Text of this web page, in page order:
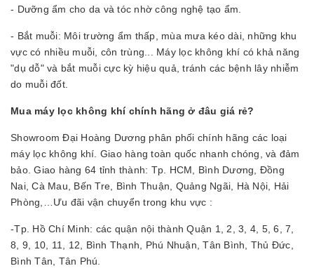
- Dưỡng ẩm cho da và tóc nhờ công nghệ tạo ẩm.
- Bắt muỗi: Môi trường ẩm thấp, mùa mưa kéo dài, những khu
vực có nhiều muỗi, côn trùng... Máy lọc không khí có khả năng
"dụ dỗ" và bắt muỗi cực kỳ hiệu quả, tránh các bệnh lây nhiễm
do muỗi đốt.
Mua máy lọc không khí chính hãng ở đâu giá rẻ?
Showroom Đại Hoàng Dương phân phối chính hãng các loại
máy lọc không khí. Giao hàng toàn quốc nhanh chóng, và đảm
bảo. Giao hàng 64 tỉnh thành: Tp. HCM, Bình Dương, Đồng
Nai, Cà Mau, Bến Tre, Bình Thuận, Quảng Ngãi, Hà Nội, Hải
Phòng,…Ưu đãi vận chuyển trong khu vực :
-Tp. Hồ Chí Minh: các quận nội thành Quận 1, 2, 3, 4, 5, 6, 7,
8, 9, 10, 11, 12, Bình Thạnh, Phú Nhuận, Tân Bình, Thủ Đức,
Bình Tân, Tân Phú.